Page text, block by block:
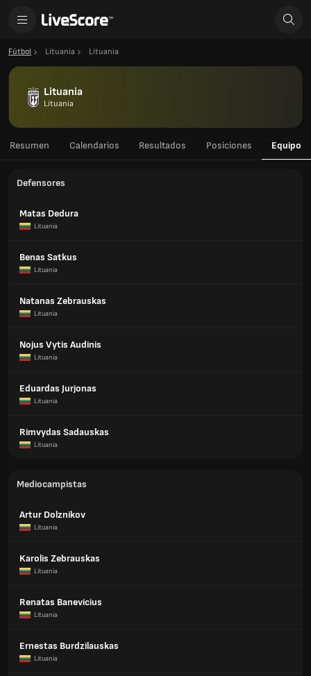
Fútbol Lituania Lituania
Lituania
Lituania
Resumen Calendarios Resultados Posiciones Equipo
Defensores
Matas Dedura
Lituania
Benas Satkus
Lituania
Natanas Zebrauskas
Lituania
Nojus Vytis Audinis
Lituania
Eduardas Jurjonas
Lituania
Rimvydas Sadauskas
Lituania
Mediocampistas
Artur Dolznikov
Lituania
Karolis Zebrauskas
Lituania
Renatas Banevicius
Lituania
Ernestas Burdzilauskas
Lituania